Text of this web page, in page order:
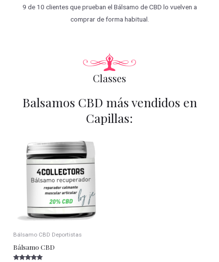
9 de 10 clientes que prueban el Bálsamo de CBD lo vuelven a
comprar de forma habitual.
Classes
Balsamos CBD más vendidos en
Capillas:
Bálsamo CBD Deportistas
Bálsamo CBD